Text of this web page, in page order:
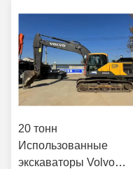
20 тонн
Использованные
экскаваторы Volvo